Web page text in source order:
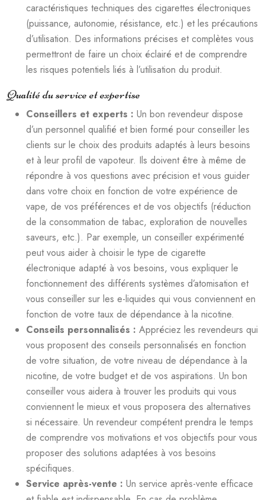
caractéristiques techniques des cigarettes électroniques
(puissance, autonomie, résistance, etc.) et les précautions
d’utilisation. Des informations précises et complètes vous
permettront de faire un choix éclairé et de comprendre
les risques potentiels liés à l’utilisation du produit.
Qualité du service et expertise
Conseillers et experts : Un bon revendeur dispose
d’un personnel qualifié et bien formé pour conseiller les
clients sur le choix des produits adaptés à leurs besoins
et à leur profil de vapoteur. Ils doivent être à même de
répondre à vos questions avec précision et vous guider
dans votre choix en fonction de votre expérience de
vape, de vos préférences et de vos objectifs (réduction
de la consommation de tabac, exploration de nouvelles
saveurs, etc.). Par exemple, un conseiller expérimenté
peut vous aider à choisir le type de cigarette
électronique adapté à vos besoins, vous expliquer le
fonctionnement des différents systèmes d’atomisation et
vous conseiller sur les e-liquides qui vous conviennent en
fonction de votre taux de dépendance à la nicotine.
Conseils personnalisés : Appréciez les revendeurs qui
vous proposent des conseils personnalisés en fonction
de votre situation, de votre niveau de dépendance à la
nicotine, de votre budget et de vos aspirations. Un bon
conseiller vous aidera à trouver les produits qui vous
conviennent le mieux et vous proposera des alternatives
si nécessaire. Un revendeur compétent prendra le temps
de comprendre vos motivations et vos objectifs pour vous
proposer des solutions adaptées à vos besoins
spécifiques.
Service après-vente : Un service après-vente efficace